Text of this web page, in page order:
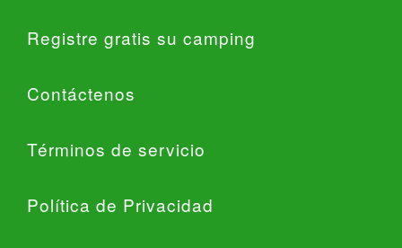
Registre gratis su camping
Contáctenos
Términos de servicio
Política de Privacidad